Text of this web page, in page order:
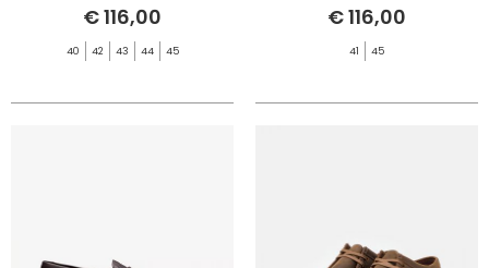
€ 116,00
40 42 43 44 45
€ 116,00
41 45